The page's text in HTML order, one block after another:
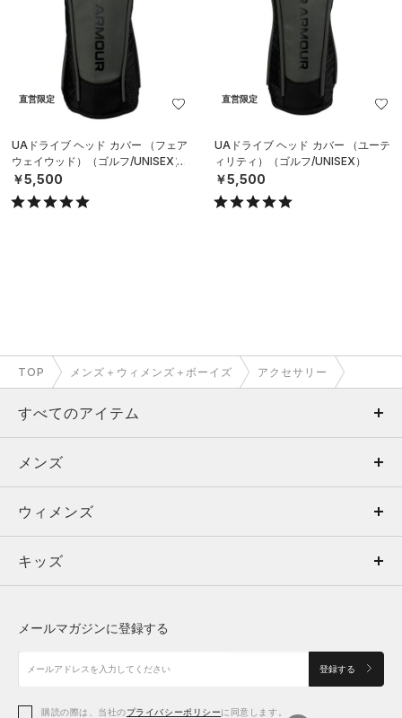
直営限定
UAドライブ ヘッド カバー （フェア
ウェイウッド）（ゴルフ/UNISEX）
￥5,500
直営限定
UAドライブ ヘッド カバー （ユーテ
ィリティ）（ゴルフ/UNISEX）
￥5,500
TOP メンズ＋ウィメンズ＋ボーイズ アクセサリー
すべてのアイテム
メンズ
ウィメンズ
キッズ
アクセサリー
メンズ
トップス
ボトムス
アクセサリー
ウィメンズ
トップス
シューズ
アクセサリー
キッズ
シューズ
メールマガジンに登録する
登録する
購読の際は、当社のプライバシーポリシーに同意します。